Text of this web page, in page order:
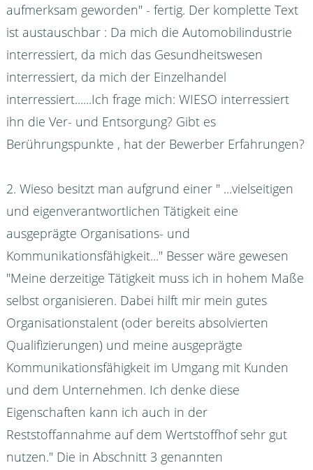
aufmerksam geworden" - fertig. Der komplette Text
ist austauschbar : Da mich die Automobilindustrie
interressiert, da mich das Gesundheitswesen
interressiert, da mich der Einzelhandel
interressiert......Ich frage mich: WIESO interressiert
ihn die Ver- und Entsorgung? Gibt es
Berührungspunkte , hat der Bewerber Erfahrungen?
2. Wieso besitzt man aufgrund einer " ...vielseitigen
und eigenverantwortlichen Tätigkeit eine
ausgeprägte Organisations- und
Kommunikationsfähigkeit..." Besser wäre gewesen
"Meine derzeitige Tätigkeit muss ich in hohem Maße
selbst organisieren. Dabei hilft mir mein gutes
Organisationstalent (oder bereits absolvierten
Qualifizierungen) und meine ausgeprägte
Kommunikationsfähigkeit im Umgang mit Kunden
und dem Unternehmen. Ich denke diese
Eigenschaften kann ich auch in der
Reststoffannahme auf dem Wertstoffhof sehr gut
nutzen." Die in Abschnitt 3 genannten